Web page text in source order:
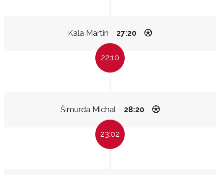
Kala Martin 27:20
22:10
Šimurda Michal 28:20
23:02